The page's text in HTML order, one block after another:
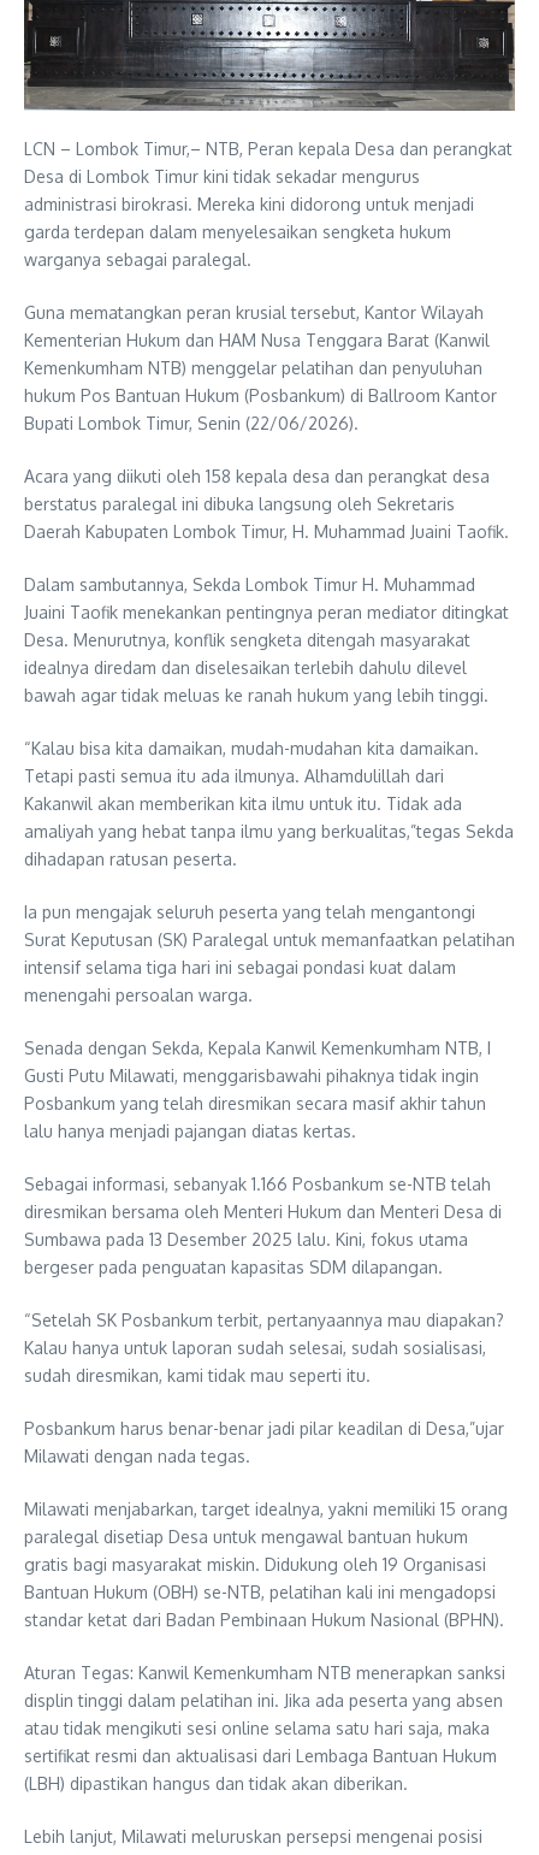
LCN – Lombok Timur,– NTB, Peran kepala Desa dan perangkat
Desa di Lombok Timur kini tidak sekadar mengurus
administrasi birokrasi. Mereka kini didorong untuk menjadi
garda terdepan dalam menyelesaikan sengketa hukum
warganya sebagai paralegal.
Guna mematangkan peran krusial tersebut, Kantor Wilayah
Kementerian Hukum dan HAM Nusa Tenggara Barat (Kanwil
Kemenkumham NTB) menggelar pelatihan dan penyuluhan
hukum Pos Bantuan Hukum (Posbankum) di Ballroom Kantor
Bupati Lombok Timur, Senin (22/06/2026).
Acara yang diikuti oleh 158 kepala desa dan perangkat desa
berstatus paralegal ini dibuka langsung oleh Sekretaris
Daerah Kabupaten Lombok Timur, H. Muhammad Juaini Taofik.
Dalam sambutannya, Sekda Lombok Timur H. Muhammad
Juaini Taofik menekankan pentingnya peran mediator ditingkat
Desa. Menurutnya, konflik sengketa ditengah masyarakat
idealnya diredam dan diselesaikan terlebih dahulu dilevel
bawah agar tidak meluas ke ranah hukum yang lebih tinggi.
“Kalau bisa kita damaikan, mudah-mudahan kita damaikan.
Tetapi pasti semua itu ada ilmunya. Alhamdulillah dari
Kakanwil akan memberikan kita ilmu untuk itu. Tidak ada
amaliyah yang hebat tanpa ilmu yang berkualitas,”tegas Sekda
dihadapan ratusan peserta.
Ia pun mengajak seluruh peserta yang telah mengantongi
Surat Keputusan (SK) Paralegal untuk memanfaatkan pelatihan
intensif selama tiga hari ini sebagai pondasi kuat dalam
menengahi persoalan warga.
Senada dengan Sekda, Kepala Kanwil Kemenkumham NTB, I
Gusti Putu Milawati, menggarisbawahi pihaknya tidak ingin
Posbankum yang telah diresmikan secara masif akhir tahun
lalu hanya menjadi pajangan diatas kertas.
Sebagai informasi, sebanyak 1.166 Posbankum se-NTB telah
diresmikan bersama oleh Menteri Hukum dan Menteri Desa di
Sumbawa pada 13 Desember 2025 lalu. Kini, fokus utama
bergeser pada penguatan kapasitas SDM dilapangan.
“Setelah SK Posbankum terbit, pertanyaannya mau diapakan?
Kalau hanya untuk laporan sudah selesai, sudah sosialisasi,
sudah diresmikan, kami tidak mau seperti itu.
Posbankum harus benar-benar jadi pilar keadilan di Desa,”ujar
Milawati dengan nada tegas.
Milawati menjabarkan, target idealnya, yakni memiliki 15 orang
paralegal disetiap Desa untuk mengawal bantuan hukum
gratis bagi masyarakat miskin. Didukung oleh 19 Organisasi
Bantuan Hukum (OBH) se-NTB, pelatihan kali ini mengadopsi
standar ketat dari Badan Pembinaan Hukum Nasional (BPHN).
Aturan Tegas: Kanwil Kemenkumham NTB menerapkan sanksi
displin tinggi dalam pelatihan ini. Jika ada peserta yang absen
atau tidak mengikuti sesi online selama satu hari saja, maka
sertifikat resmi dan aktualisasi dari Lembaga Bantuan Hukum
(LBH) dipastikan hangus dan tidak akan diberikan.
Lebih lanjut, Milawati meluruskan persepsi mengenai posisi